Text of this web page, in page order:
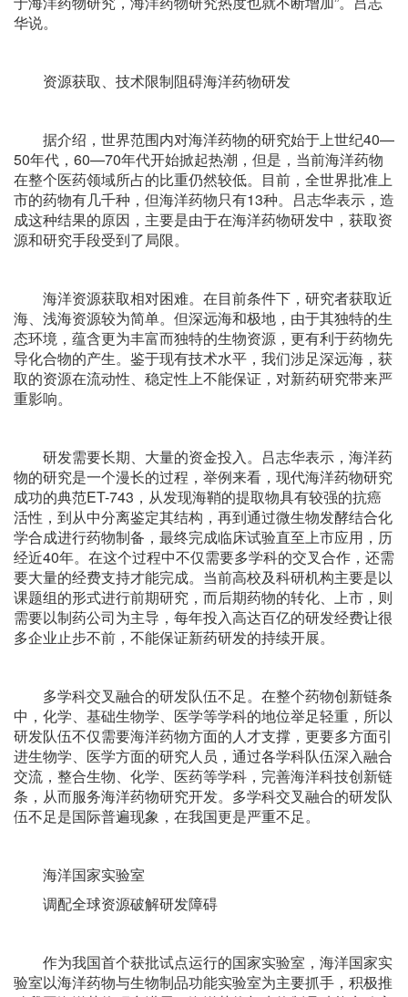
华说。
资源获取、技术限制阻碍海洋药物研发
据介绍，世界范围内对海洋药物的研究始于上世纪40—
50年代，60—70年代开始掀起热潮，但是，当前海洋药物
在整个医药领域所占的比重仍然较低。目前，全世界批准上
市的药物有几千种，但海洋药物只有13种。吕志华表示，造
成这种结果的原因，主要是由于在海洋药物研发中，获取资
源和研究手段受到了局限。
海洋资源获取相对困难。在目前条件下，研究者获取近
海、浅海资源较为简单。但深远海和极地，由于其独特的生
态环境，蕴含更为丰富而独特的生物资源，更有利于药物先
导化合物的产生。鉴于现有技术水平，我们涉足深远海，获
取的资源在流动性、稳定性上不能保证，对新药研究带来严
重影响。
研发需要长期、大量的资金投入。吕志华表示，海洋药
物的研究是一个漫长的过程，举例来看，现代海洋药物研究
成功的典范ET-743，从发现海鞘的提取物具有较强的抗癌
活性，到从中分离鉴定其结构，再到通过微生物发酵结合化
学合成进行药物制备，最终完成临床试验直至上市应用，历
经近40年。在这个过程中不仅需要多学科的交叉合作，还需
要大量的经费支持才能完成。当前高校及科研机构主要是以
课题组的形式进行前期研究，而后期药物的转化、上市，则
需要以制药公司为主导，每年投入高达百亿的研发经费让很
多企业止步不前，不能保证新药研发的持续开展。
多学科交叉融合的研发队伍不足。在整个药物创新链条
中，化学、基础生物学、医学等学科的地位举足轻重，所以
研发队伍不仅需要海洋药物方面的人才支撑，更要多方面引
进生物学、医学方面的研究人员，通过各学科队伍深入融合
交流，整合生物、化学、医药等学科，完善海洋科技创新链
条，从而服务海洋药物研究开发。多学科交叉融合的研发队
伍不足是国际普遍现象，在我国更是严重不足。
海洋国家实验室
调配全球资源破解研发障碍
作为我国首个获批试点运行的国家实验室，海洋国家实
验室以海洋药物与生物制品功能实验室为主要抓手，积极推